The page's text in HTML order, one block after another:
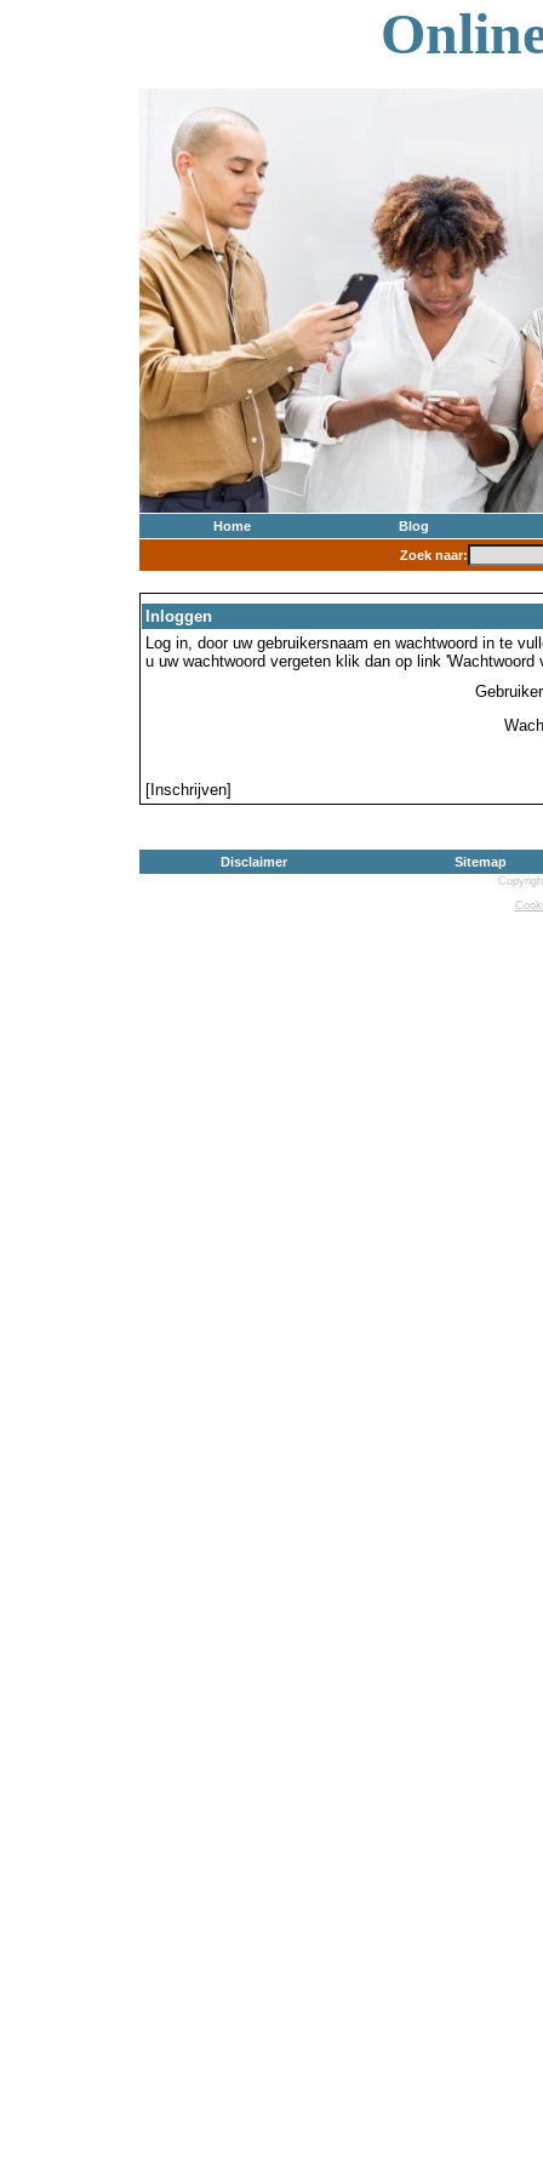
Home
Blog
Zoek naar:
Inloggen
Log in, door uw gebruikersnaam en wachtwoord in te
u uw wachtwoord vergeten klik dan op link 'Wachtwoord
[Inschrijven]
Disclaimer Sitemap